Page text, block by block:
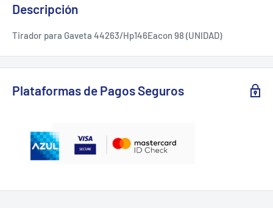
Descripción
Tirador para Gaveta 44263/Hp146Eacon 98 (UNIDAD)
Plataformas de Pagos Seguros